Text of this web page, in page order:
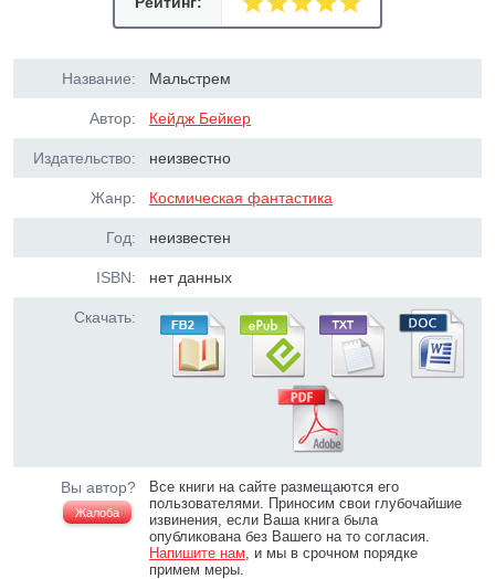
Название: Мальстрем
Автор: Кейдж Бейкер
Издательство: неизвестно
Жанр: Космическая фантастика
Год: неизвестен
ISBN: нет данных
Скачать:
Вы автор?
Жалоба
Все книги на сайте размещаются его
пользователями. Приносим свои глубочайшие
извинения, если Ваша книга была
опубликована без Вашего на то согласия.
Напишите нам, и мы в срочном порядке
примем меры.